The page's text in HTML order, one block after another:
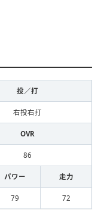
投／打
右投右打
OVR
86
パワー 走力
79 72